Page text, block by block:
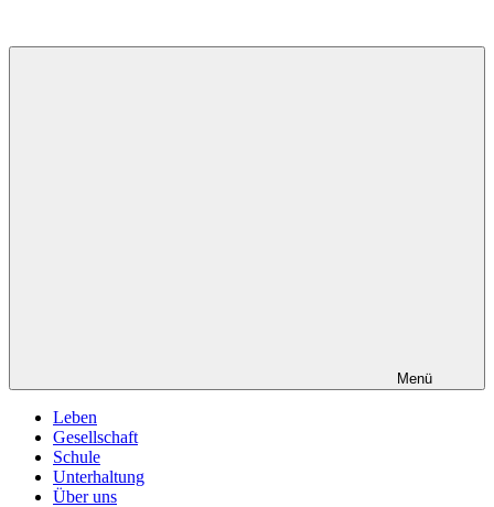
Menü
Leben
Gesellschaft
Schule
Unterhaltung
Über uns